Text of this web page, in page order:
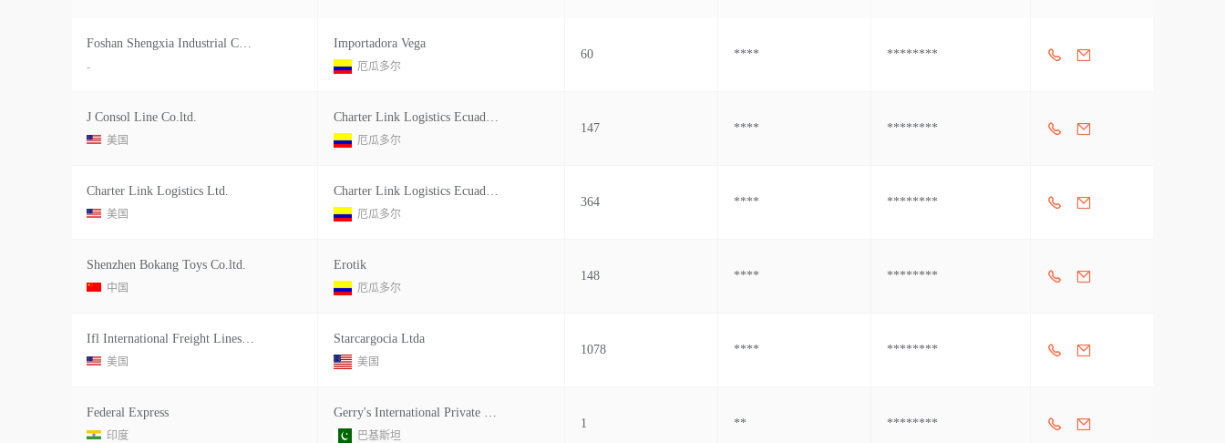
Foshan Shengxia Industrial Co., Ltd.
-
Importadora Vega
厄瓜多尔
60 **** ********
J Consol Line Co.ltd.
美国
Charter Link Logistics Ecuador S.a.s.
厄瓜多尔
147 **** ********
Charter Link Logistics Ltd.
美国
Charter Link Logistics Ecuador S.a.s.
厄瓜多尔
364 **** ********
Shenzhen Bokang Toys Co.ltd.
中国
Erotik
厄瓜多尔
148 **** ********
Ifl International Freight Lines Ltd.
美国
Starcargocia Ltda
美国
1078 **** ********
Federal Express
印度
Gerry's International Private Limited
巴基斯坦
1 ** ********